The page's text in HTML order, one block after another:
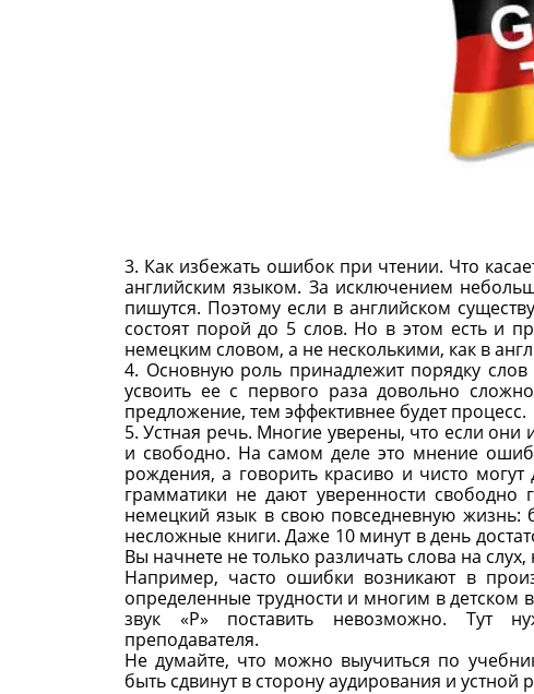
3. Как избежать ошибок при чтении. Что
английским языком. За исключением
пишутся. Поэтому если в английском
состоят порой до 5 слов. Но в этом есть и
немецким словом, а не несколькими, как в
4. Основную роль принадлежит порядку
усвоить ее с первого раза довольно
предложение, тем эффективнее будет процесс.
5. Устная речь. Многие уверены, что если они
и свободно. На самом деле это мнение
рождения, а говорить красиво и чисто
грамматики не дают уверенности
немецкий язык в свою повседневную жизнь:
несложные книги. Даже 10 минут в день
Вы начнете не только различать слова на
Например, часто ошибки возникают в
определенные трудности и многим в
звук «Р» поставить невозможно. Тут
преподавателя.
Не думайте, что можно выучиться по
быть сдвинут в сторону аудирования и устной